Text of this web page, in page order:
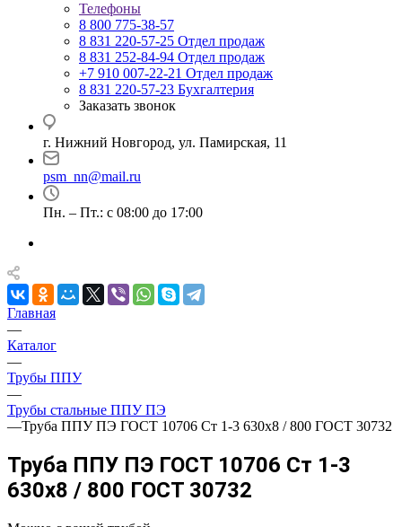
Телефоны
8 800 775-38-57
8 831 220-57-25 Отдел продаж
8 831 252-84-94 Отдел продаж
+7 910 007-22-21 Отдел продаж
8 831 220-57-23 Бухгалтерия
Заказать звонок
г. Нижний Новгород, ул. Памирская, 11
psm_nn@mail.ru
Пн. – Пт.: с 08:00 до 17:00
Главная
—
Каталог
—
Трубы ППУ
—
Трубы стальные ППУ ПЭ
—Труба ППУ ПЭ ГОСТ 10706 Ст 1-3 630x8 / 800 ГОСТ 30732
Труба ППУ ПЭ ГОСТ 10706 Ст 1-3
630x8 / 800 ГОСТ 30732